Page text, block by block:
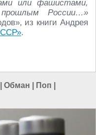
или фашистами,
России…»
из книги Андрея
.
Обман Поп